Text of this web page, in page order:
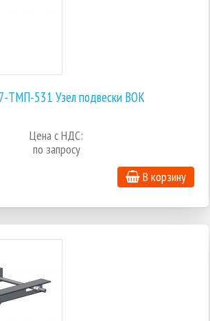
ТМП-531 Узел подвески ВОК
Цена с НДС:
по запросу
В корзину